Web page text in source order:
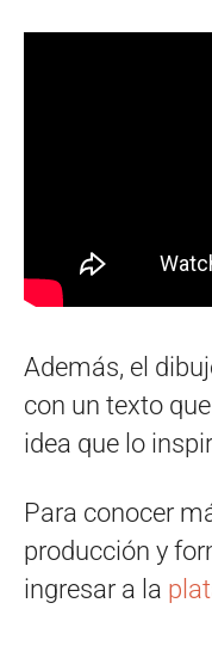
Además, el
con un texto
idea que lo
Para conocer
producción y
ingresar a la